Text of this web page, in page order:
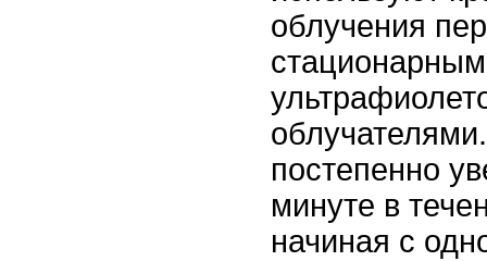
облучения
постепенно
минуте в
начиная с